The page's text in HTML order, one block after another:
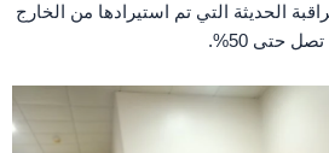
الحديثة التي تم استيرادها من الخارج
حتى 50%.